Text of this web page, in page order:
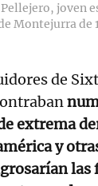
joven
Montejurra de
de
extrema
y
las